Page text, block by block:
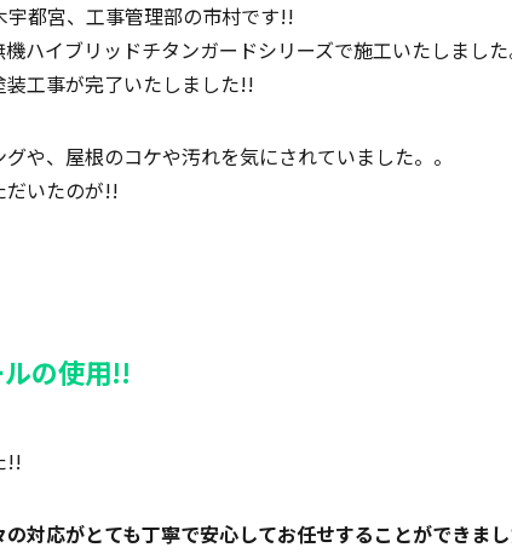
都宮、工事管理部の市村です!!
ハイブリッドチタンガードシリーズで施工いたしました
工事が完了いたしました!!
や、屋根のコケや汚れを気にされていました。。
だいたのが!!
の使用!!
!!
の対応がとても丁寧で安心してお任せすることができまし